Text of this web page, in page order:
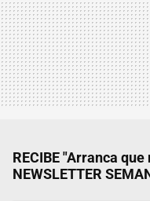
RECIBE "Arranca
NEWSLETTER